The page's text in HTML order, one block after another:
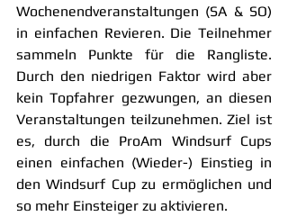
Wochenendveranstaltungen (SA & SO)
in einfachen Revieren. Die Teilnehmer
sammeln Punkte für die Rangliste.
Durch den niedrigen Faktor wird aber
kein Topfahrer gezwungen, an diesen
Veranstaltungen teilzunehmen. Ziel ist
es, durch die ProAm Windsurf Cups
einen einfachen (Wieder-) Einstieg in
den Windsurf Cup zu ermöglichen und
so mehr Einsteiger zu aktivieren.